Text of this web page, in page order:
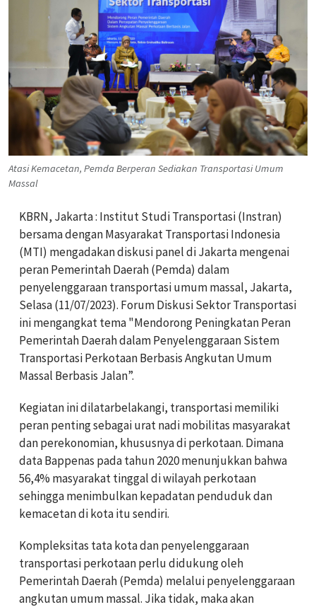
Atasi Kemacetan, Pemda Berperan Sediakan Transportasi Umum
Massal
KBRN, Jakarta : Institut Studi Transportasi (Instran)
bersama dengan Masyarakat Transportasi Indonesia
(MTI) mengadakan diskusi panel di Jakarta mengenai
peran Pemerintah Daerah (Pemda) dalam
penyelenggaraan transportasi umum massal, Jakarta,
Selasa (11/07/2023). Forum Diskusi Sektor Transportasi
ini mengangkat tema "Mendorong Peningkatan Peran
Pemerintah Daerah dalam Penyelenggaraan Sistem
Transportasi Perkotaan Berbasis Angkutan Umum
Massal Berbasis Jalan”.
Kegiatan ini dilatarbelakangi, transportasi memiliki
peran penting sebagai urat nadi mobilitas masyarakat
dan perekonomian, khususnya di perkotaan. Dimana
data Bappenas pada tahun 2020 menunjukkan bahwa
56,4% masyarakat tinggal di wilayah perkotaan
sehingga menimbulkan kepadatan penduduk dan
kemacetan di kota itu sendiri.
Kompleksitas tata kota dan penyelenggaraan
transportasi perkotaan perlu didukung oleh
Pemerintah Daerah (Pemda) melalui penyelenggaraan
angkutan umum massal. Jika tidak, maka akan